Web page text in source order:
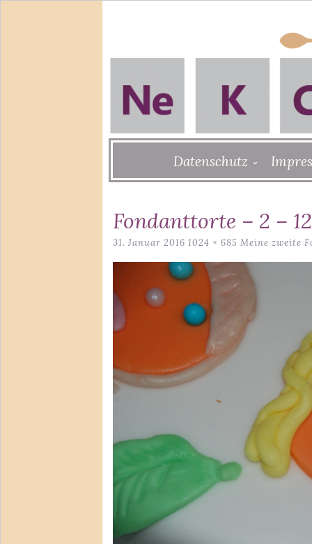
to
Datenschutz
Fondanttorte – 2 – 12
31. Januar 2016 1024 × 685 Meine zweite